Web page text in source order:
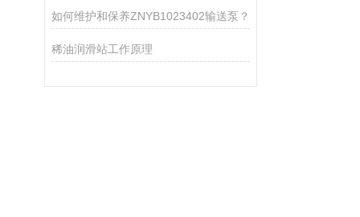
如何维护和保养ZNYB1023402输送泵？
稀油润滑站工作原理